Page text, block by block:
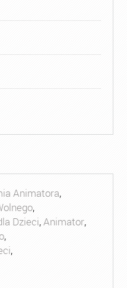
Animatora,
,
Dzieci,Animator,
,
,